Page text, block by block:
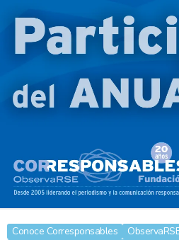
Conoce Corresponsables